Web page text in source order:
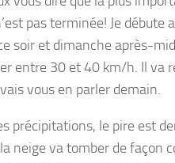
pas terminée! Je
soir et dimanche après-
entre 30 et 40 km/h. Il va
vous en parler demain.
précipitations, le pire est
neige va tomber de façon